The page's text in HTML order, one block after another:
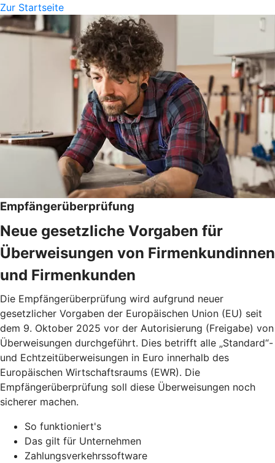
Zur Startseite
Empfängerüberprüfung
Neue gesetzliche Vorgaben für
Überweisungen von Firmenkundinnen
und Firmenkunden
Die Empfängerüberprüfung wird aufgrund neuer
gesetzlicher Vorgaben der Europäischen Union (EU) seit
dem 9. Oktober 2025 vor der Autorisierung (Freigabe) von
Überweisungen durchgeführt. Dies betrifft alle „Standard“-
und Echtzeitüberweisungen in Euro innerhalb des
Europäischen Wirtschaftsraums (EWR). Die
Empfängerüberprüfung soll diese Überweisungen noch
sicherer machen.
So funktioniert's
Das gilt für Unternehmen
Zahlungsverkehrssoftware